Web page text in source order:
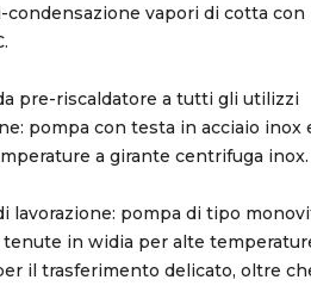
condensazione vapori di cotta con
pre-riscaldatore a tutti gli utilizzi
pompa con testa in acciaio inox
a girante centrifuga inox.
lavorazione: pompa di tipo
in widia per alte
il trasferimento delicato, oltre